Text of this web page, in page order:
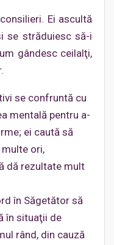
Ei ascultă
se străduiesc să-i
gândesc ceilalţi,
se confruntă cu
mentală pentru a-
ei caută să
ori,
dă rezultate mult
în Săgetător să
în situaţii de
rând, din cauză